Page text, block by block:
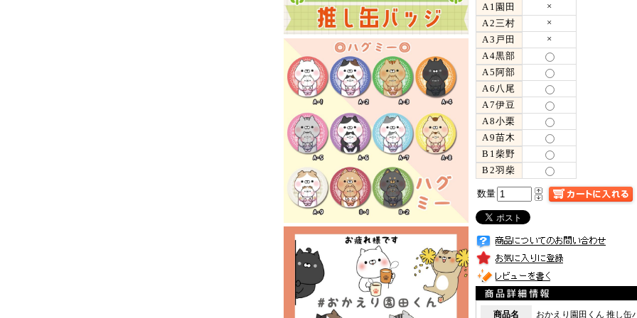
A1園田
×
A2三村
×
A3戸田
×
A4黒部
A5阿部
A6八尾
A7伊豆
A8小栗
A9苗木
B1柴野
B2羽柴
数量
商品名 おかえり園田くん 推し缶